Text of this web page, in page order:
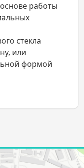
работы
стекла
или
формой